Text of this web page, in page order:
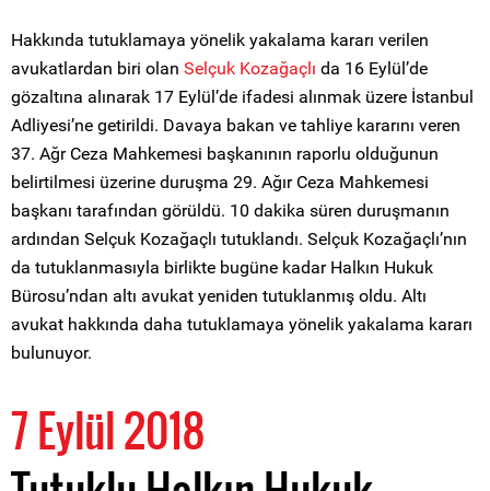
Hakkında tutuklamaya yönelik yakalama kararı verilen
avukatlardan biri olan Selçuk Kozağaçlı da 16 Eylül’de
gözaltına alınarak 17 Eylül’de ifadesi alınmak üzere İstanbul
Adliyesi’ne getirildi. Davaya bakan ve tahliye kararını veren
37. Ağr Ceza Mahkemesi başkanının raporlu olduğunun
belirtilmesi üzerine duruşma 29. Ağır Ceza Mahkemesi
başkanı tarafından görüldü. 10 dakika süren duruşmanın
ardından Selçuk Kozağaçlı tutuklandı. Selçuk Kozağaçlı’nın
da tutuklanmasıyla birlikte bugüne kadar Halkın Hukuk
Bürosu’ndan altı avukat yeniden tutuklanmış oldu. Altı
avukat hakkında daha tutuklamaya yönelik yakalama kararı
bulunuyor.
7 Eylül 2018